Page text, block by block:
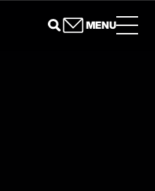
MENU